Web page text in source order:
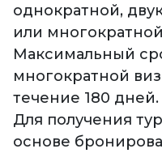
однократной,
или
Максимальный
многократной
течение 180 дней.
Для получения
основе